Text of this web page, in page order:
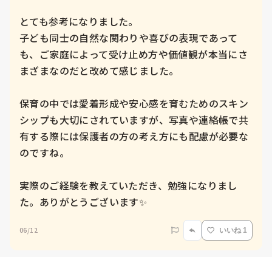
とても参考になりました。
子ども同士の自然な関わりや喜びの表現であって
も、ご家庭によって受け止め方や価値観が本当にさ
まざまなのだと改めて感じました。
保育の中では愛着形成や安心感を育むためのスキン
シップも大切にされていますが、写真や連絡帳で共
有する際には保護者の方の考え方にも配慮が必要な
のですね。
実際のご経験を教えていただき、勉強になりまし
た。ありがとうございます✨
06/12 いいね 1